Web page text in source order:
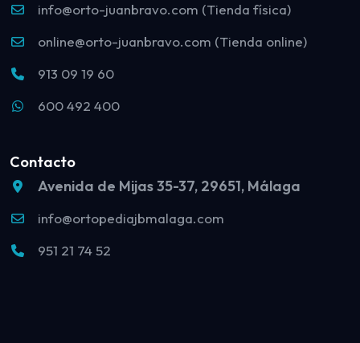
info@orto-juanbravo.com (Tienda física)
online@orto-juanbravo.com (Tienda online)
913 09 19 60
600 492 400
Contacto
Avenida de Mijas 35-37, 29651, Málaga
info@ortopediajbmalaga.com
951 21 74 52